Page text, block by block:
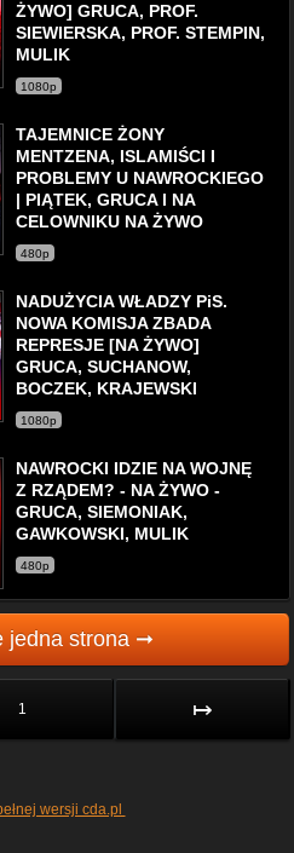
ŻYWO] GRUCA, PROF.
SIEWIERSKA, PROF. STEMPIN,
MULIK
1080p
TAJEMNICE ŻONY
MENTZENA, ISLAMIŚCI I
PROBLEMY U NAWROCKIEGO
| PIĄTEK, GRUCA l NA
CELOWNIKU NA ŻYWO
480p
NADUŻYCIA WŁADZY PiS.
NOWA KOMISJA ZBADA
REPRESJE [NA ŻYWO]
GRUCA, SUCHANOW,
BOCZEK, KRAJEWSKI
1080p
NAWROCKI IDZIE NA WOJNĘ
Z RZĄDEM? - NA ŻYWO -
GRUCA, SIEMONIAK,
GAWKOWSKI, MULIK
480p
jedna strona ➞
1 ↦
wersji cda.pl